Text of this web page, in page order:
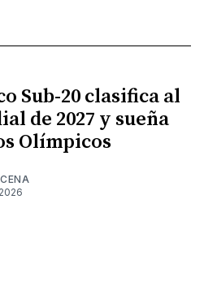
Sub-20 clasifica al
de 2027 y sueña
Olímpicos